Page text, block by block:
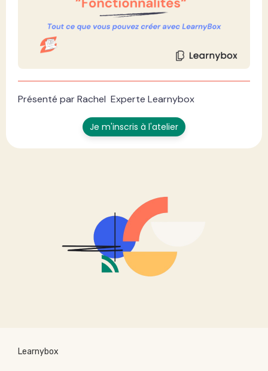
Présenté par Rachel Experte Learnybox
Je m'inscris à l'atelier
Learnybox